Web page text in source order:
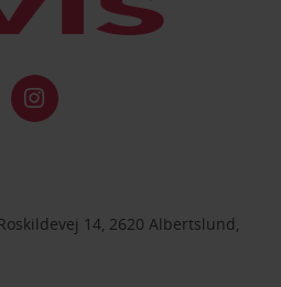
14, 2620 Albertslund,